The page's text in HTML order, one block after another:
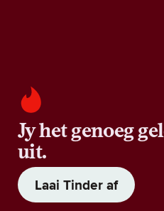
Jy het genoeg
uit.
Laai Tinder af